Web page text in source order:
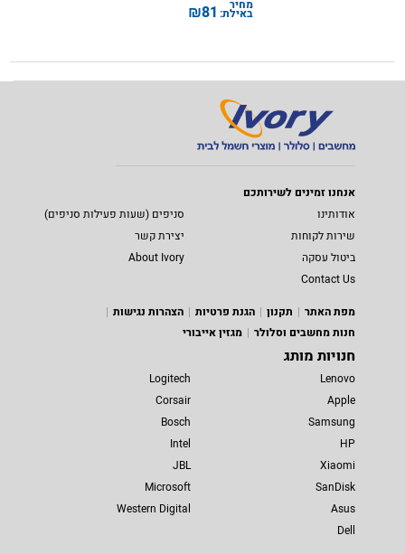
מחיר
באילת: 81
₪
אנחנו זמינים לשירותכם
אודותינו
סניפים (שעות פעילות סניפים)
שירות לקוחות
יצירת קשר
ביטול עסקה
About Ivory
Contact Us
מפת האתר
תקנון הגנת פרטיות
הצהרות נגישות
חנות מחשבים וסלולר
מגזין אייבורי
חנויות מותג
Lenovo
Apple
Samsung
HP
Xiaomi
SanDisk
Asus
Dell
Logitech
Corsair
Bosch
Intel
JBL
Microsoft
Western Digital